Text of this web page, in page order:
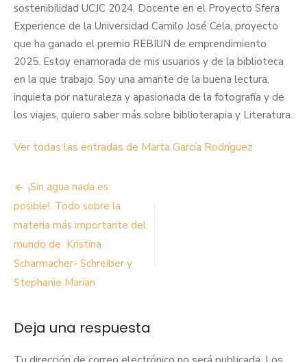
sostenibilidad UCJC 2024. Docente en el Proyecto Sfera
Experience de la Universidad Camilo José Cela, proyecto
que ha ganado el premio REBIUN de emprendimiento
2025. Estoy enamorada de mis usuarios y de la biblioteca
en la que trabajo. Soy una amante de la buena lectura,
inquieta por naturaleza y apasionada de la fotografía y de
los viajes, quiero saber más sobre biblioterapia y Literatura.
Ver todas las entradas de Marta García Rodríguez
Navegación
de
entradas
¡Sin agua nada es
posible!. Todo sobre la
materia más importante del
mundo de Kristina
Scharmacher- Schreiber y
Stephanie Marian
Deja una respuesta